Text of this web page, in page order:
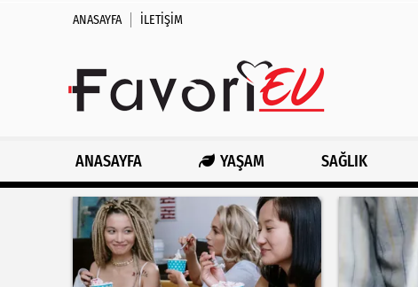
ANASAYFA İLETIŞIM
ANASAYFA YAŞAM SAĞLIK